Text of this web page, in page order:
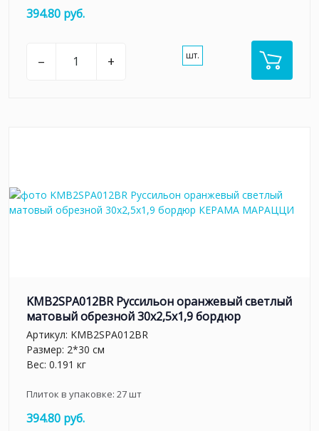
394.80 руб.
– + шт.
KMB2SPA012BR Руссильон оранжевый светлый
матовый обрезной 30x2,5x1,9 бордюр
Артикул: KMB2SPA012BR
Размер: 2*30 см
Вес: 0.191 кг
Плиток в упаковке: 27шт
394.80 руб.